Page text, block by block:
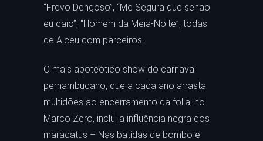
“Frevo Dengoso”, “Me Segura que senão
eu caio”, “Homem da Meia-Noite”, todas
de Alceu com parceiros.
O mais apoteótico show do carnaval
pernambucano, que a cada ano arrasta
multidões ao encerramento da folia, no
Marco Zero, inclui a influência negra dos
maracatus – Nas batidas de bombo e